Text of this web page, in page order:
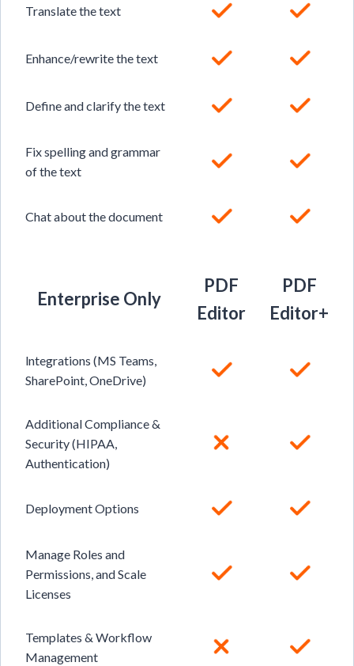
Translate the text
Enhance/rewrite the text
Define and clarify the text
Fix spelling and grammar
of the text
Chat about the document
Enterprise Only
PDF
Editor
PDF
Editor+
lntegrations (MS Teams,
SharePoint, OneDrive)
Additional Compliance &
Security (HIPAA,
Authentication)
Deployment Options
Manage Roles and
Permissions, and Scale
Licenses
Templates & Workflow
Management